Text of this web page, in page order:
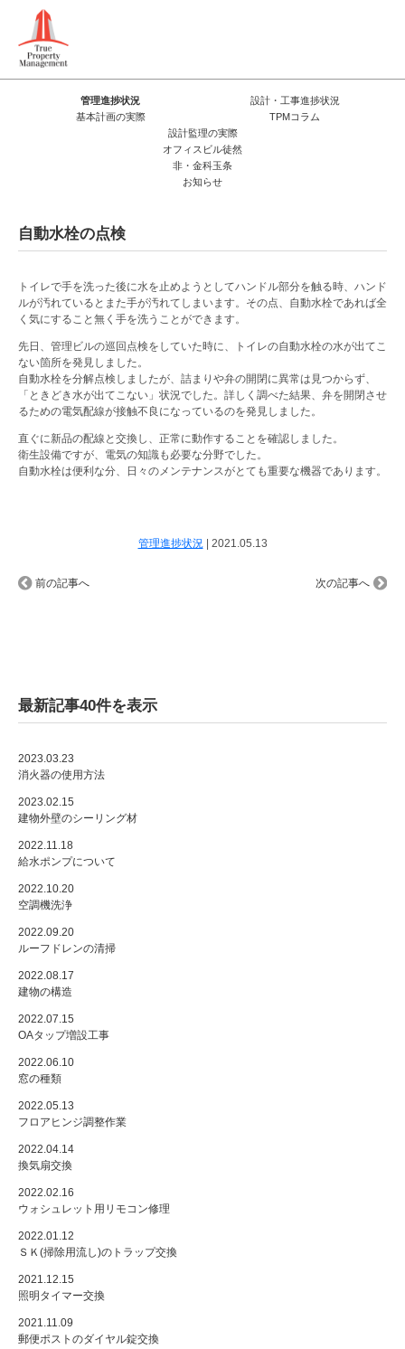
管理進捗状況
設計・工事進捗状況
基本計画の実際
TPMコラム
設計監理の実際
オフィスビル徒然
非・金科玉条
お知らせ
自動水栓の点検
トイレで手を洗った後に水を止めようとしてハンドル部分を触る時、ハンド
ルが汚れているとまた手が汚れてしまいます。その点、自動水栓であれば全
く気にすること無く手を洗うことができます。
先日、管理ビルの巡回点検をしていた時に、トイレの自動水栓の水が出てこ
ない箇所を発見しました。
自動水栓を分解点検しましたが、詰まりや弁の開閉に異常は見つからず、
「ときどき水が出てこない」状況でした。詳しく調べた結果、弁を開閉させ
るための電気配線が接触不良になっているのを発見しました。
直ぐに新品の配線と交換し、正常に動作することを確認しました。
衛生設備ですが、電気の知識も必要な分野でした。
自動水栓は便利な分、日々のメンテナンスがとても重要な機器であります。
前の記事へ
管理進捗状況 | 2021.05.13
次の記事へ
最新記事40件を表示
2023.03.23
消火器の使用方法
2023.02.15
建物外壁のシーリング材
2022.11.18
給水ポンプについて
2022.10.20
空調機洗浄
2022.09.20
ルーフドレンの清掃
2022.08.17
建物の構造
2022.07.15
OAタップ増設工事
2022.06.10
窓の種類
2022.05.13
フロアヒンジ調整作業
2022.04.14
換気扇交換
2022.02.16
ウォシュレット用リモコン修理
2022.01.12
ＳＫ(掃除用流し)のトラップ交換
2021.12.15
照明タイマー交換
2021.11.09
郵便ポストのダイヤル錠交換